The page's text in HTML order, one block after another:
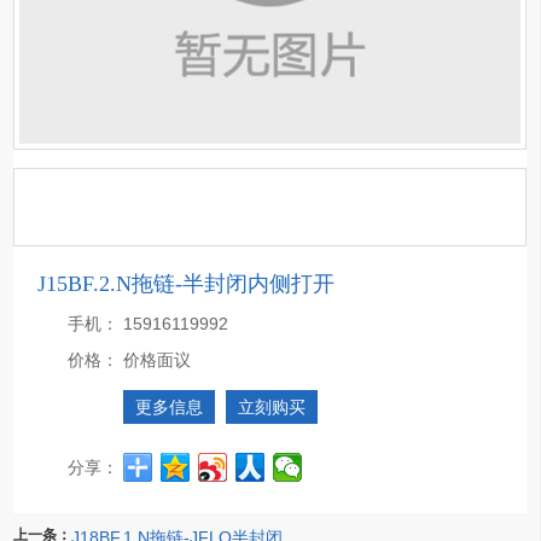
J15BF.2.N拖链-半封闭内侧打开
手机：
15916119992
价格：
价格面议
更多信息 立刻购买
分享：
上一条：